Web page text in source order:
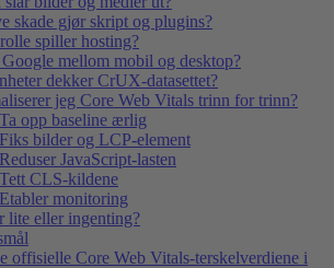
skade gjør skript og plugins?
spiller hosting?
mellom mobil og desktop?
dekker CrUX-datasettet?
jeg Core Web Vitals trinn for trinn?
opp baseline ærlig
bilder og LCP-element
JavaScript-lasten
CLS-kildene
monitoring
lite eller ingenting?
offisielle Core Web Vitals-terskelverdiene i